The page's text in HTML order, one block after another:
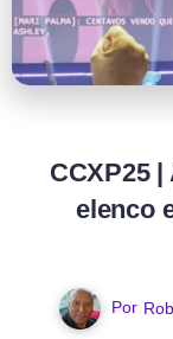
CCXP25
elenco
Por